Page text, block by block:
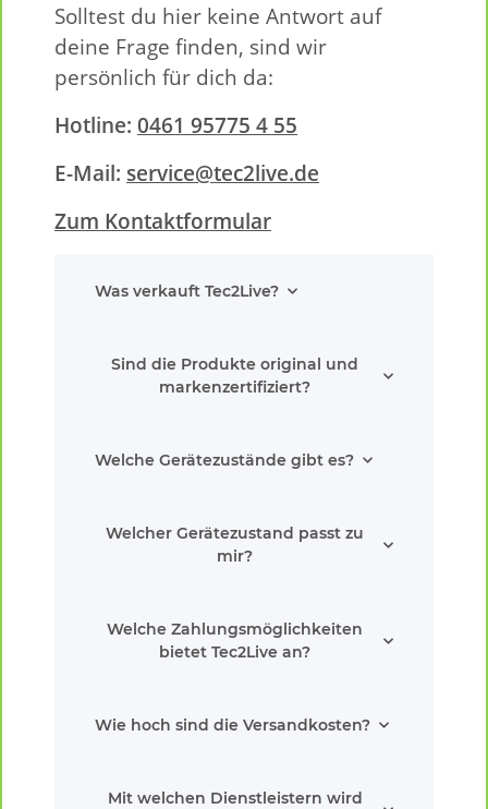
Solltest du hier keine Antwort auf
deine Frage finden, sind wir
persönlich für dich da:
Hotline: 0461 95775 4 55
E-Mail: service@tec2live.de
Zum Kontaktformular
Was verkauft Tec2Live?
Sind die Produkte original und
markenzertifiziert?
Welche Gerätezustände gibt es?
Welcher Gerätezustand passt zu
mir?
Welche Zahlungsmöglichkeiten
bietet Tec2Live an?
Wie hoch sind die Versandkosten?
Mit welchen Dienstleistern wird